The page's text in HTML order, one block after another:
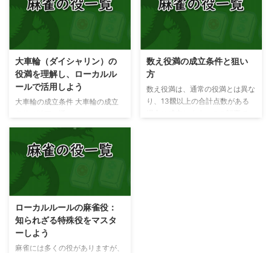
大車輪（ダイシャリン）の
役満を理解し、ローカルル
ールで活用しよう
大車輪の成立条件 大車輪の成立
大車輪と他の役と
の関係 大車輪は、チンイツ、タ
ンヤオ、チートイツの3つの役を
組み合わせた特殊な役です。その
立した場合、役満として扱われま
す。 大車輪の達成難易度 大車輪
は役満の中でも比較的達成しやす
い部類に入りますが、それでも他
の一般的な役に比べると達成難易
数え役満の成立条件と狙い
方
数え役満は、通常の役満とは異な
り、13飜以上の合計点数がある
ローカルルールの麻雀役：
知られざる特殊役をマスタ
ーしよう
麻雀には多くの役がありますが、